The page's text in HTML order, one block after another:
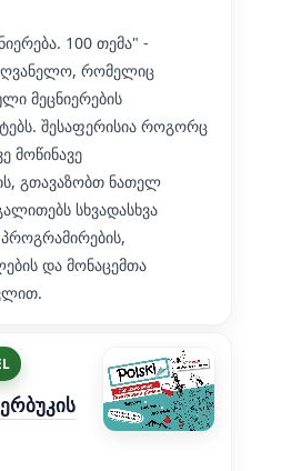
100 თემა" -
რომელიც
მეცნიერების
შესაფერისია როგორც
მოწინავე
გთავაზობთ ნათელ
სხვადასხვა
და მონაცემთა